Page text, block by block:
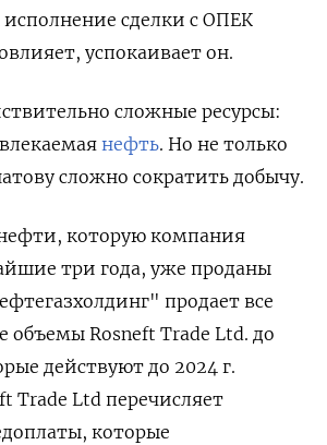
сделки с ОПЕК
успокаивает он.
сложные ресурсы:
нефть. Но не только
сложно сократить добычу.
которую компания
три года, уже проданы
продает все
объемы Rosneft Trаde Ltd. до
действуют до 2024 г.
Trаde Ltd перечисляет
которые